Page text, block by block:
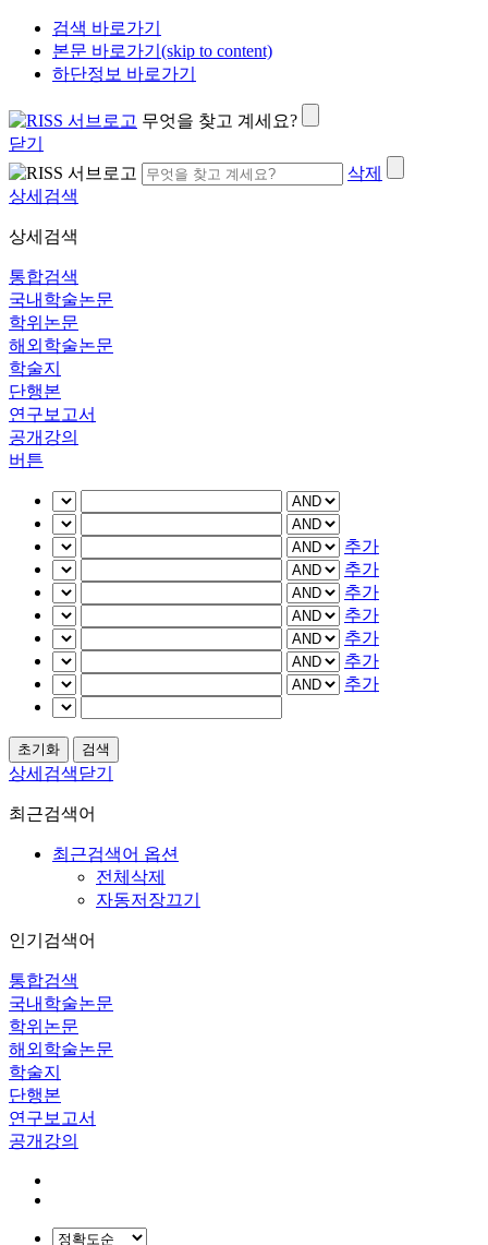
검색 바로가기
본문 바로가기(skip to content)
하단정보 바로가기
무엇을 찾고 계세요?
닫기
삭제
상세검색
상세검색
통합검색
국내학술논문
학위논문
해외학술논문
학술지
단행본
연구보고서
공개강의
버튼
추가
추가
추가
추가
추가
추가
추가
상세검색닫기
최근검색어
최근검색어 옵션
전체삭제
자동저장끄기
인기검색어
통합검색
국내학술논문
학위논문
해외학술논문
학술지
단행본
연구보고서
공개강의